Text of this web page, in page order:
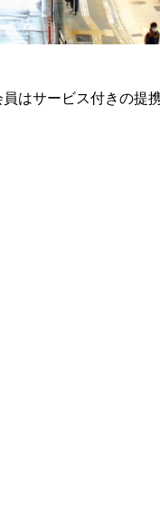
はサービス付きの提